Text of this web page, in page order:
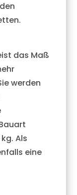
das Maß
werden
Als
eine